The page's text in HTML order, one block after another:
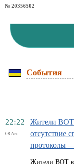
№ 20356502
События
22:22
08 Авг
Жители ВОТ
отсутствие
протоколы
Жители ВОТ в